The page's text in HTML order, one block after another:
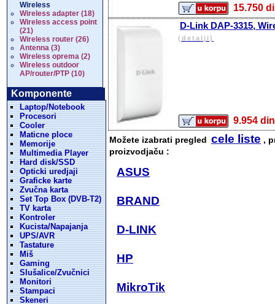
Wireless
Wireless adapter (18)
Wireless access point
(21)
Wireless router (26)
Antenna (3)
Wireless oprema (2)
Wireless outdoor
AP/router/PTP (10)
Komponente
Laptop/Notebook
Procesori
Cooler
Maticne ploce
Memorije
Multimedia Player
Hard disk/SSD
Opticki uredjaji
Graficke karte
Zvučna karta
Set Top Box (DVB-T2)
TV karta
Kontroler
Kucista/Napajanja
UPS/AVR
Tastature
Miš
Gaming
Slušalice/Zvučnici
Monitori
Stampaci
Skeneri
D-Link DAP-3315,
(detalji)
9.954
Možete izabrati pregled cele liste ,
proizvodjaču :
ASUS
BRAND
D-LINK
HP
MikroTik